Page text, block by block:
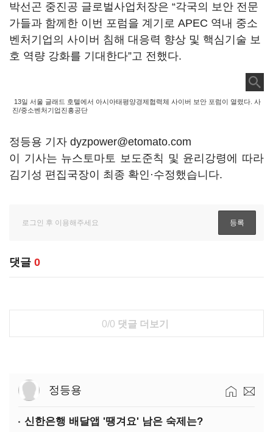
박선곤 중진공 글로벌사업처장은 “각국의 보안 전문
가들과 함께한 이번 포럼을 계기로 APEC 역내 중소
벤처기업의 사이버 침해 대응력 향상 및 핵심기술 보
호 역량 강화를 기대한다”고 전했다.
13일 서울 글래드 호텔에서 아시아태평양경제협력체 사이버 보안 포럼이 열렸다. 사
진/중소벤처기업진흥공단
정등용 기자 dyzpower@etomato.com
이 기사는 뉴스토마토 보도준칙 및 윤리강령에 따라
김기성 편집국장이 최종 확인·수정했습니다.
댓글 0
0/0 댓글 더보기
정등용
신한은행 배달앱 '땡겨요' 남은 숙제는?